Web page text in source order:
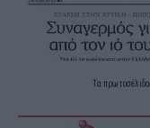
Τα πρωτοσέλιδα